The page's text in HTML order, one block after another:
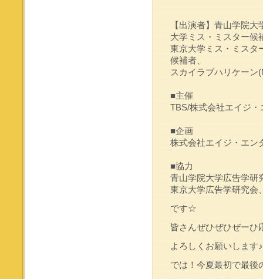
【出演者】青山学院
大学ミス・ミスター候
東京大学ミス・ミスタ
候補者、
スカイラブハリケーン
■主催
TBS/株式会社エイジ
■企画
株式会社エイジ・エン
■協力
青山学院大学広告学研
東京大学広告学研究会
です☆
皆さんぜひぜひぜーひ
よろしくお願いします♪
では！今夏最初で最後